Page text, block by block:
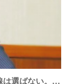
【茅ヶ崎市の佐藤光市長】「既定路線は選ばない。」茅ヶ崎市を改革する市長。